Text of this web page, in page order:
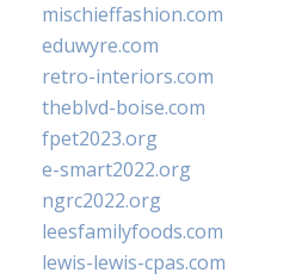
mischieffashion.com
eduwyre.com
retro-interiors.com
theblvd-boise.com
fpet2023.org
e-smart2022.org
ngrc2022.org
leesfamilyfoods.com
lewis-lewis-cpas.com